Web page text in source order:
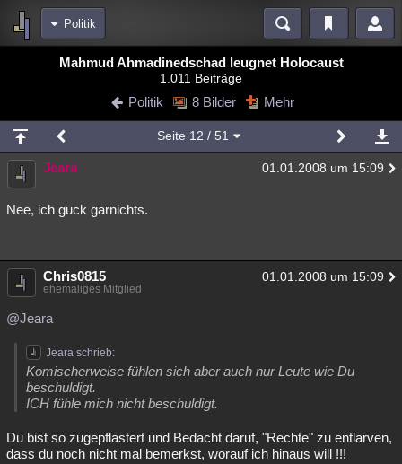
Politik
Blogs Videos
Chat Wiki Neuigkeiten
meine Rubriken
Menschen Mystery Kriminalfälle
Spiritualität Verschwörungen
weitere Rubriken
Philosophie Träume
Musik Clash Verbesserungen Allmystery English
Übersichten
Lesenswert Schlüsselwörter
Mahmud Ahmadinedschad leugnet Holocaust
1.011 Beiträge
Politik 8 Bilder Mehr
Seite 12 / 51
Jeara 01.01.2008 um 15:09
Nee, ich guck garnichts.
Chris0815 01.01.2008 um 15:09
ehemaliges Mitglied
@Jeara
Jeara schrieb:
Komischerweise fühlen sich aber auch nur Leute wie Du
beschuldigt.
ICH fühle mich nicht beschuldigt.
Du bist so zugepflastert und Bedacht daruf, "Rechte" zu entlarven,
dass du noch nicht mal bemerkst, worauf ich hinaus will !!!